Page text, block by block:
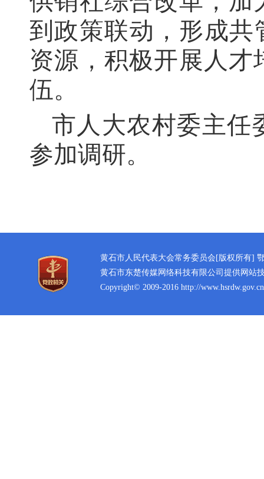
到政策联动，形成共
资源，积极开展人
伍。
市人大农村委主任
参加调研。
黄石市人民代表大会常务委员会[版权所有]
黄石市东楚传媒网络科技有限公司提供网站
Copyright© 2009-2016 http://